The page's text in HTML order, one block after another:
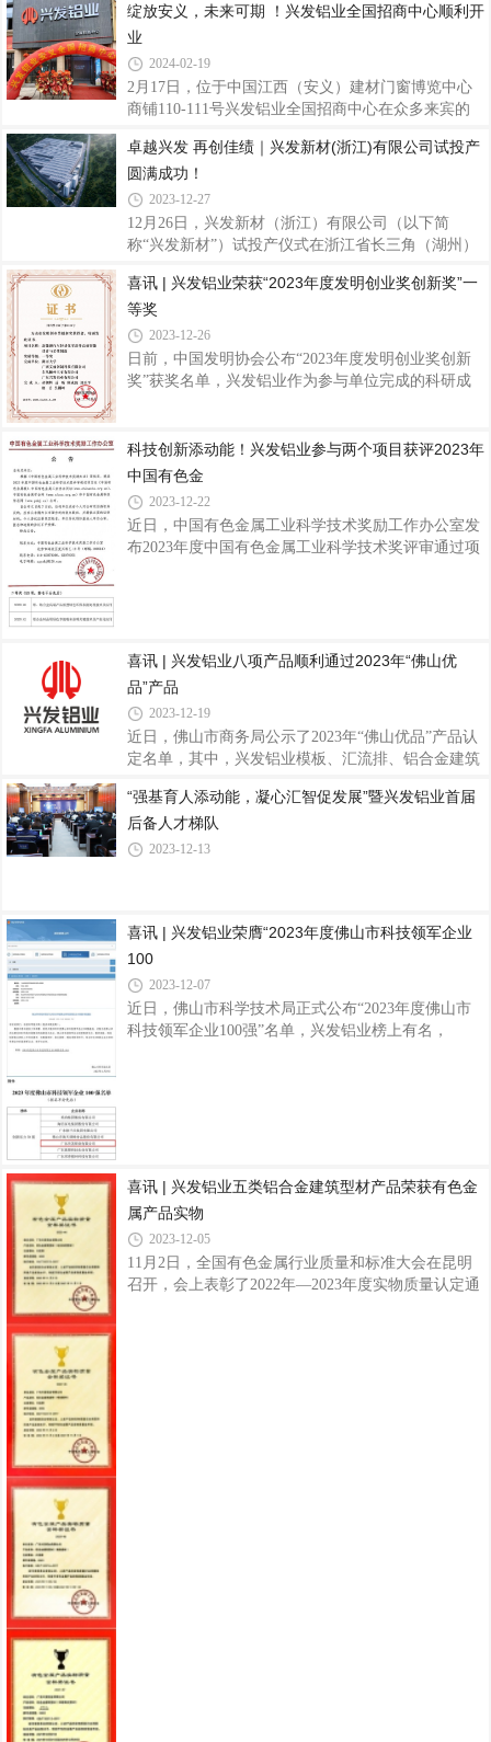
铝型材及门窗行业的最新成果，更分享了未来行业发
展的趋势，围绕数字化、智能化、绿色化、定制化、
品牌化、国际化等发展方向让我们看到了铝型材及门
窗行业未来的无限可能。在这个日新月异的时代，创
新成为了行业发展的核心动力。2月18日，龙年首个
工作日，多个省份召开“新春第一会”，广东省委、省
政府召开全省高质量发展大会，黄坤明同志
绽放安义，未来可期 ！兴发铝业全国招商中心顺利开
业
2024-02-19
2月17日，位于中国江西（安义）建材门窗博览中心
商铺110-111号兴发铝业全国招商中心在众多来宾的
合作共赢、资源互补、共谋发展的康庄大道！也预示
着兴发铝业全国招商中心迎来了全新开始，未来可
期！兴发铝业作为铝型材行业龙头企业，自1984年成
立以来，兴发人团结拼搏、扎实奋进，一步一个脚
印，荣获无数嘉奖，现已是“国家制造业单项冠军示
优势企业”、“国家技术创新示范企业”、“国家绿色工
厂”，入选首批广东省战略性产业集群重点
卓越兴发 再创佳绩｜兴发新材(浙江)有限公司试投产
圆满成功！
2023-12-27
12月26日，兴发新材（浙江）有限公司（以下简
称“兴发新材”）试投产仪式在浙江省长三角（湖州）
党工委委员、管委会副主任赵晓光，长合区管委会投
促局局长兼贸易促进会会长叶新桥，长兴县泗安镇党
委副书记、镇长杨云强，兴发铝业集团党委书记、董
事长王立，集团领导班子、兴发新材项目团队、长合
区及兴发铝业相关部门领导等出席仪式，共同见证项
兴发新材作为兴发铝业第七大生产基地，成立
喜讯 | 兴发铝业荣获“2023年度发明创业奖创新奖”一
等奖
2023-12-26
日前，中国发明协会公布“2023年度发明创业奖创新
奖”获奖名单，兴发铝业作为参与单位完成的科研成
悉，发明创业奖创新奖是2005年由科技部批准，中国
发明协会设立，旨在奖励为社会经济发展和国防建设
为大力推动自主科技创新奠定雄厚的社会基础。该奖
项是首个为发明家设立的国家最高奖，具备推荐国家
科学技术奖资格，在全国发明创新领域具有广泛的社
科技创新添动能！兴发铝业参与两个项目获评2023年
中国有色金
2023-12-22
近日，中国有色金属工业科学技术奖励工作办公室发
布2023年度中国有色金属工业科学技术奖评审通过项
奖。据了解，“中国有色金属工业科学技术奖”是由中
国有色金属工业协会、中国有色金属学会组织评选和
其专业性、严谨性、公正性得到业内的高度认可，对
展示行业最新成果、推动行业科技发展、培
喜讯 | 兴发铝业八项产品顺利通过2023年“佛山优
品”产品
2023-12-19
近日，佛山市商务局公示了2023年“佛山优品”产品认
定名单，其中，兴发铝业模板、汇流排、铝合金建筑
铝合金建筑型材(喷粉型材)、铝合金建筑型材(电泳涂
漆型材)、浇注式隔热铝合金建筑型材、穿条式隔热
铝合金建筑型材共八项产品顺利通过认定，全部产品
肯定。品质是“名优产品”的生命线，兴发铝业一直以
来高度重视产品质量和服务，通过制定严
“强基育人添动能，凝心汇智促发展”暨兴发铝业首届
后备人才梯队
2023-12-13
喜讯 | 兴发铝业荣膺“2023年度佛山市科技领军企业
100
2023-12-07
近日，佛山市科学技术局正式公布“2023年度佛山市
科技领军企业100强”名单，兴发铝业榜上有名，
方面具有明显优势的50家企业。兴发铝业作为1984年
创立于佛山的铝材行业知名品牌上市企业，始终坚持
喜讯 | 兴发铝业五类铝合金建筑型材产品荣获有色金
属产品实物
2023-12-05
11月2日，全国有色金属行业质量和标准大会在昆明
召开，会上表彰了2022年—2023年度实物质量认定通